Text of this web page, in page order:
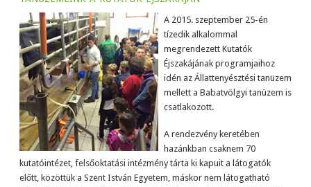
A 2015. szeptember 25-én
tízedik alkalommal
megrendezett Kutatók
Éjszakájának programjaihoz
idén az Állattenyésztési tanüzem
mellett a Babatvölgyi tanüzem is
csatlakozott.
A rendezvény keretében
hazánkban csaknem 70
kutatóintézet, felsőoktatási intézmény tárta ki kapuit a látogatók
előtt, közöttük a Szent István Egyetem, máskor nem látogatható